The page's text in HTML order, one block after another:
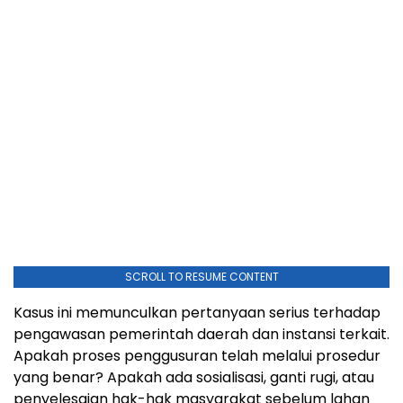
SCROLL TO RESUME CONTENT
‎Kasus ini memunculkan pertanyaan serius terhadap
pengawasan pemerintah daerah dan instansi terkait.
Apakah proses penggusuran telah melalui prosedur
yang benar? Apakah ada sosialisasi, ganti rugi, atau